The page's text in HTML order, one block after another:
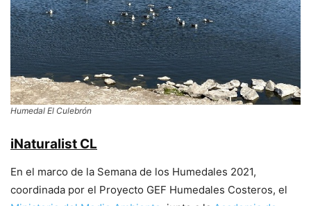
Humedal El Culebrón
iNaturalist CL
En el marco de la Semana de los Humedales 2021,
coordinada por el Proyecto GEF Humedales Costeros, el